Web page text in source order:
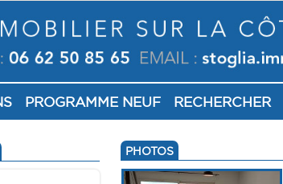
PROGRAMME NEUF RECHERCHER
PHOTOS